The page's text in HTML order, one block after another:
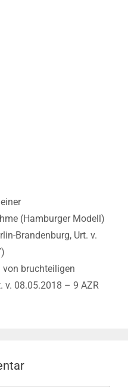
(Hamburger Modell)
Brandenburg, Urt. v.
von bruchteiligen
v. 08.05.2018 – 9 AZR